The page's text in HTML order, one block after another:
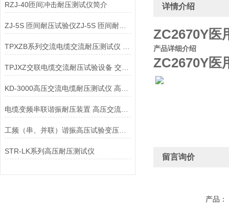
RZJ-40匝间冲击耐压测试仪简介
ZJ-5S 匝间耐压试验仪ZJ-5S 匝间耐压测试仪
TPJXZ交联电缆交流耐压试验设备 交流电缆交流耐压测试仪
电缆变频串联谐振耐压装置 高压交流电缆耐压测试仪
工频（串、并联）谐振高压试验变压器高压交流电缆耐压测试仪
STR-LK系列高压耐压测试仪
详情介绍
ZC2670Y医
产品详细介绍
ZC2670Y医
留言询价
产品：